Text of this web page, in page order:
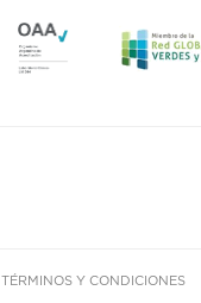
TÉRMINOS Y CONDICIONES